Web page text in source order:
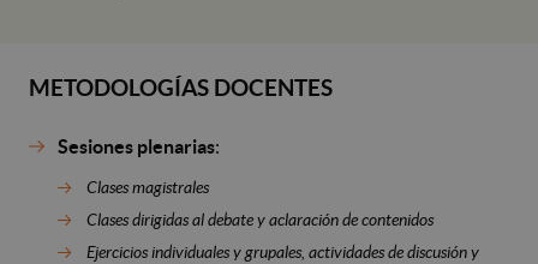
METODOLOGÍAS DOCENTES
Sesiones plenarias:
Clases magistrales
Clases dirigidas al debate y aclaración de contenidos
Ejercicios individuales y grupales, actividades de discusión y